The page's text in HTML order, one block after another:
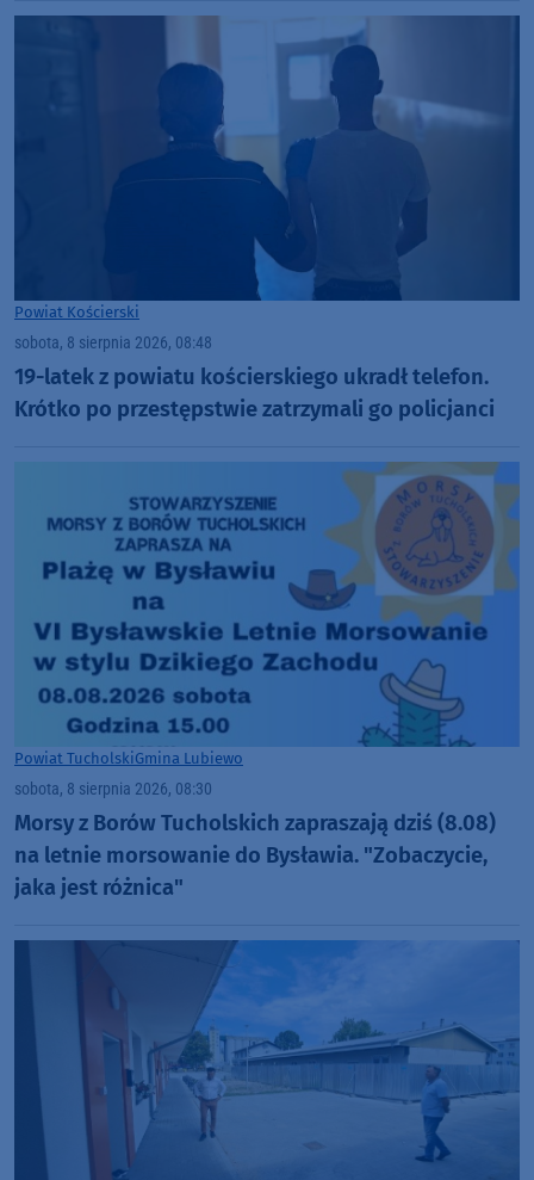
Powiat Kościerski
sobota, 8 sierpnia 2026, 08:48
19-latek z powiatu kościerskiego ukradł telefon.
Krótko po przestępstwie zatrzymali go policjanci
Powiat TucholskiGmina Lubiewo
sobota, 8 sierpnia 2026, 08:30
Morsy z Borów Tucholskich zapraszają dziś (8.08)
na letnie morsowanie do Bysławia. "Zobaczycie,
jaka jest różnica"